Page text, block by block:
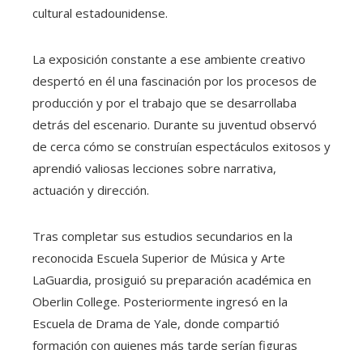
cultural estadounidense.
La exposición constante a ese ambiente creativo
despertó en él una fascinación por los procesos de
producción y por el trabajo que se desarrollaba
detrás del escenario. Durante su juventud observó
de cerca cómo se construían espectáculos exitosos y
aprendió valiosas lecciones sobre narrativa,
actuación y dirección.
Tras completar sus estudios secundarios en la
reconocida Escuela Superior de Música y Arte
LaGuardia, prosiguió su preparación académica en
Oberlin College. Posteriormente ingresó en la
Escuela de Drama de Yale, donde compartió
formación con quienes más tarde serían figuras